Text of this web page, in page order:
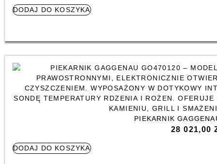
DODAJ DO KOSZYKA
PIEKARNIK
28 021,00
DODAJ DO KOSZYKA